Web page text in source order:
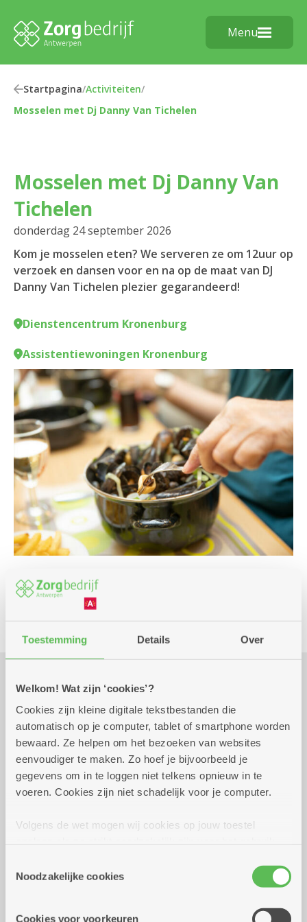
Toestemming Details Over
Welkom! Wat zijn ‘cookies’?
Cookies zijn kleine digitale tekstbestanden die
automatisch op je computer, tablet of smartphone worden
bewaard. Ze helpen om het bezoeken van websites
eenvoudiger te maken. Zo hoef je bijvoorbeeld je
gegevens om in te loggen niet telkens opnieuw in te
voeren. Cookies zijn niet schadelijk voor je computer.
Volgens de wet mogen wij cookies op jouw toestel
cookies hebben we jouw toestemming nodig. Sommige
cookies worden geplaatst door derde partijen die een
Noodzakelijke cookies
Cookies voor voorkeuren
Menu
Startpagina/Activiteiten/
Mosselen met Dj Danny Van Tichelen
Mosselen met Dj Danny Van
Tichelen
donderdag 24 september 2026
Kom je mosselen eten? We serveren ze om 12uur op
verzoek en dansen voor en na op de maat van DJ
Danny Van Tichelen plezier gegarandeerd!
Dienstencentrum Kronenburg
Assistentiewoningen Kronenburg
Feest en dans
Praktisch
donderdag 24 september
2026
12.00 uur tot 19.00
uur
25 euro voor mosselen met glaasje
10 euro voor vol au vent
Van Duyststraat 192